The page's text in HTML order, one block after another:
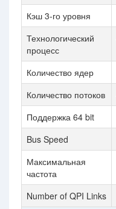
Кэш 3-го уровня
Технологический
процесс
Количество ядер
Количество потоков
Поддержка 64 bit
Bus Speed
Максимальная
частота
Number of QPI Links